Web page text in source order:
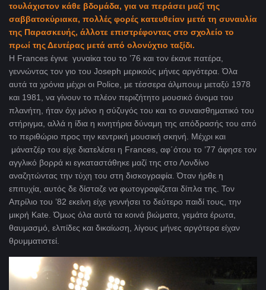
τουλάχιστον κάθε βδομάδα, για να περάσει μαζί της
σαββατοκύριακα, πολλές φορές κατευθείαν μετά τη συναυλία
της Παρασκευής, άλλοτε επιστρέφοντας στο σχολείο το
πρωί της Δευτέρας μετά από ολονύχτιο ταξίδι.
Η Frances έγινε γυναίκα του το ’76 και τον έκανε πατέρα,
γεννώντας τον γιο του Joseph μερικούς μήνες αργότερα. Όλα
αυτά τα χρόνια μέχρι οι Police , με τέσσερα άλμπουμ μεταξύ 1978
και 1981, να γίνουν το πλέον περιζήτητο μουσικό όνομα του
πλανήτη, ήταν όχι μόνο η σύζυγός του και το συναισθηματικό του
στήριγμα, αλλά η ίδια η κινητήρια δύναμη της απόδρασής του από
το περιθώριο προς την κεντρική μουσική σκηνή. Μέχρι και
μάνατζέρ του είχε διατελέσει η Frances , αφ΄ότου το ’77 άφησε τον
αγγλικό βορρά κι εγκαταστάθηκε μαζί της στο Λονδίνο
αναζητώντας την τύχη του στη δισκογραφία. Όταν ήρθε η
επιτυχία, αυτός δε δίσταζε να φωτογραφίζεται δίπλα της. Τον
Απρίλιο του ’82 εκείνη είχε γεννήσει το δεύτερο παιδί τους, την
μικρή Kate. Όμως όλα αυτά τα κοινά βιώματα, γεμάτα έρωτα,
θαυμασμό, ελπίδες και δικαίωση, λίγους μήνες αργότερα είχαν
θρυμματιστεί.